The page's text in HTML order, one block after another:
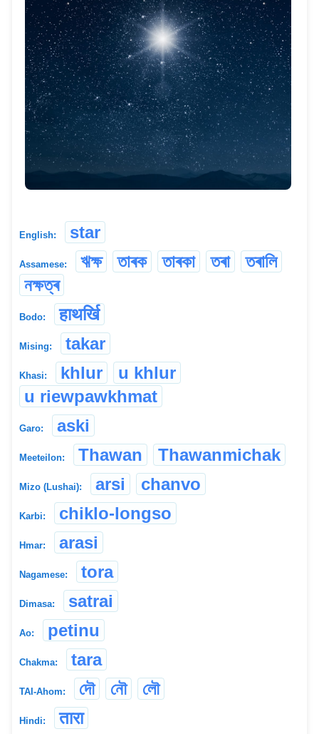
English: star
Assamese: ঋক্ষ তাৰক তাৰকা তৰা
তৰালি
নক্ষত্ৰ
Bodo: हाथर्खि
Mising: takar
Khasi: khlur
u khlur
u riewpawkhmat
Garo: aski
Meeteilon: Thawan Thawanmichak
Mizo (Lushai): arsi chanvo
Karbi: chiklo-longso
Hmar: arasi
Nagamese: tora
Dimasa: satrai
Ao: petinu
Chakma: tara
TAI-Ahom: দৌ নৌ লৌ
Hindi: तारा